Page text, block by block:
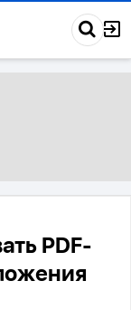
PDF-